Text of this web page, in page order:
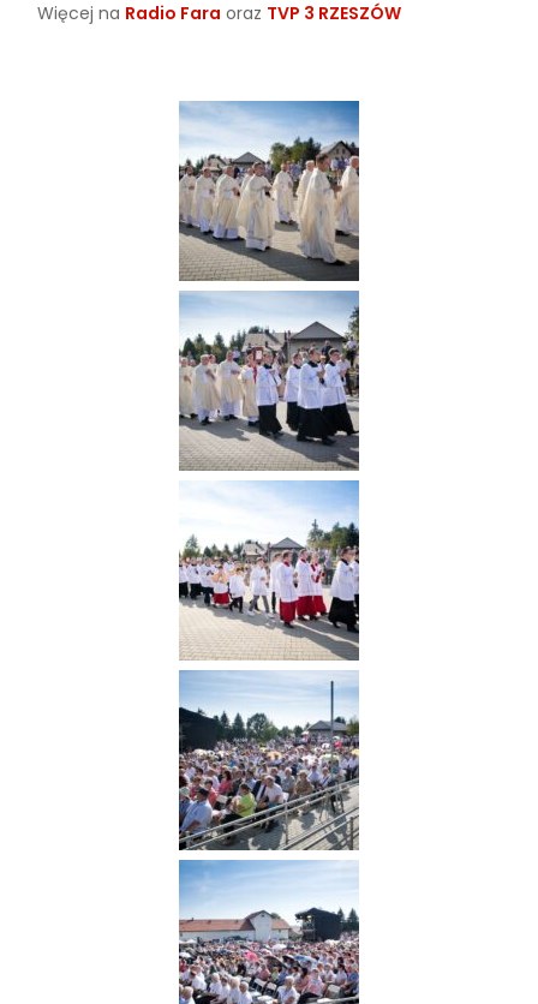
Więcej na Radio Fara oraz TVP 3 RZESZÓW